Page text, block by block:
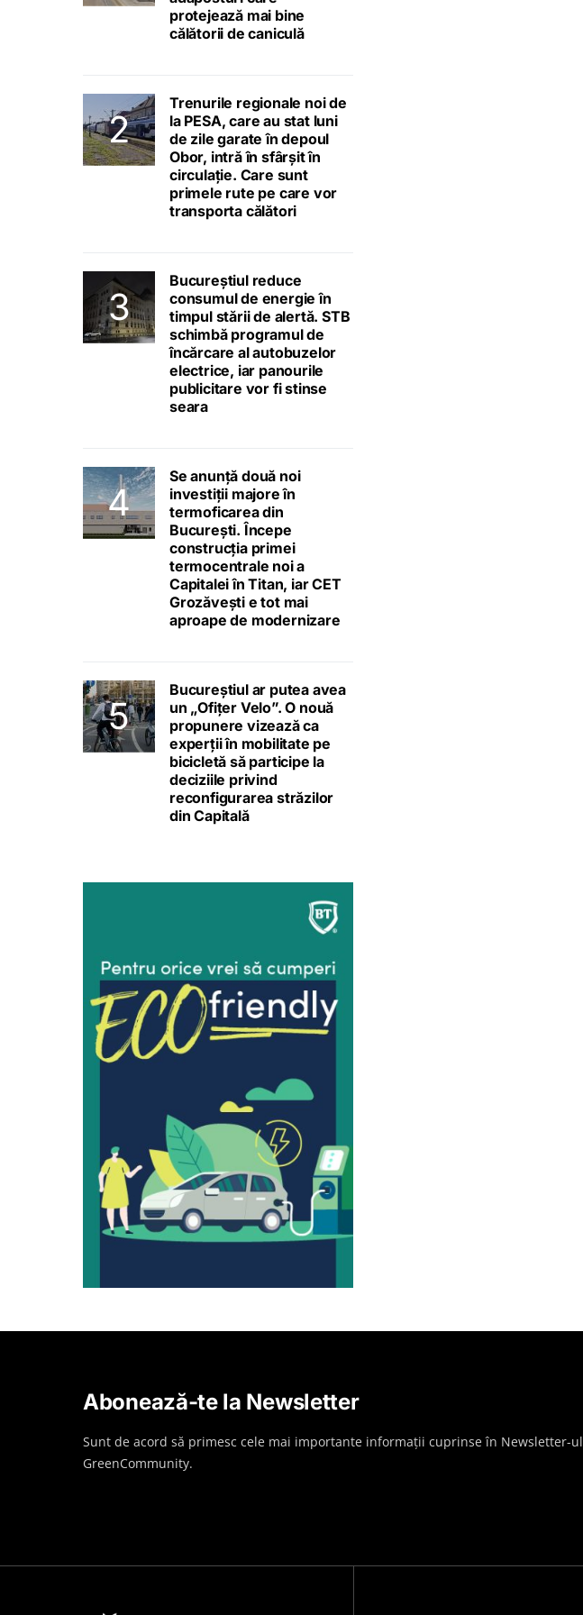
protejează mai bine
călătorii de caniculă
Trenurile regionale noi de
la PESA, care au stat luni
de zile garate în depoul
Obor, intră în sfârșit în
circulație. Care sunt
primele rute pe care vor
transporta călători
Bucureștiul reduce
consumul de energie în
timpul stării de alertă. STB
schimbă programul de
încărcare al autobuzelor
electrice, iar panourile
publicitare vor fi stinse
seara
Se anunță două noi
investiții majore în
termoficarea din
București. Începe
construcția primei
termocentrale noi a
Capitalei în Titan, iar CET
Grozăvești e tot mai
aproape de modernizare
Bucureștiul ar putea avea
un „Ofițer Velo”. O nouă
propunere vizează ca
experții în mobilitate pe
bicicletă să participe la
deciziile privind
reconfigurarea străzilor
din Capitală
Abonează-te la Newsletter
Sunt de acord să primesc cele mai importante informații cuprinse în Newsletter-ul
GreenCommunity.